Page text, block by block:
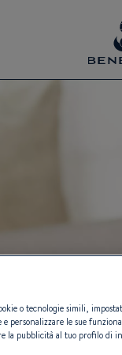
o tecnologie simili,
personalizzare le sue
la pubblicità al tuo profilo di